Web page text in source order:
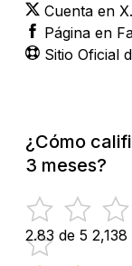
Cuenta en
Página en
Sitio Oficial
¿Cómo
3 meses?
2.83 de 5